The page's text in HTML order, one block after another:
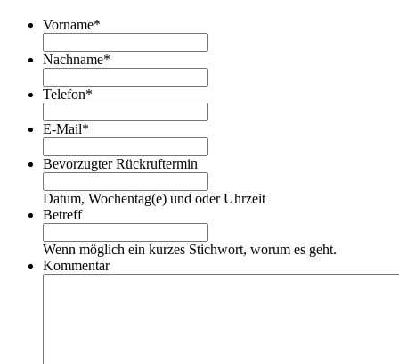
Vorname*
Nachname*
Telefon*
E-Mail*
Bevorzugter Rückruftermin
Datum, Wochentag(e) und oder Uhrzeit
Betreff
Wenn möglich ein kurzes Stichwort, worum es geht.
Kommentar